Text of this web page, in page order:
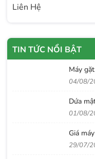
Liên Hệ
TIN TỨC NỔI BẬT
Máy
04/08/
Dứa
01/08/
Giá
29/07/